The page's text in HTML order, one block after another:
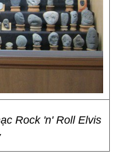
Rock 'n' Roll Elvis